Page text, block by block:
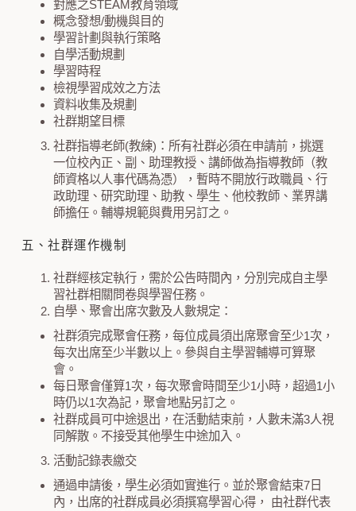
對應之STEAM教育領域
概念發想/動機與目的
學習計劃與執行策略
自學活動規劃
學習時程
檢視學習成效之方法
資料收集及規劃
社群期望目標
社群指導老師(教練)：所有社群必須在申請前，挑選
一位校內正、副、助理教授、講師做為指導教師（教
師資格以人事代碼為憑），暫時不開放行政職員、行
政助理、研究助理、助教、學生、他校教師、業界講
師擔任。輔導規範與費用另訂之。
五、社群運作機制
社群經核定執行，需於公告時間內，分別完成自主學
習社群相關問卷與學習任務。
自學、聚會出席次數及人數規定：
社群須完成聚會任務，每位成員須出席聚會至少1次，
每次出席至少半數以上。參與自主學習輔導可算聚
會。
每日聚會僅算1次，每次聚會時間至少1小時，超過1小
時仍以1次為記，聚會地點另訂之。
社群成員可中途退出，在活動結束前，人數未滿3人視
同解散。不接受其他學生中途加入。
活動記錄表繳交
通過申請後，學生必須如實進行。並於聚會結束7日
內，出席的社群成員必須撰寫學習心得， 由社群代表